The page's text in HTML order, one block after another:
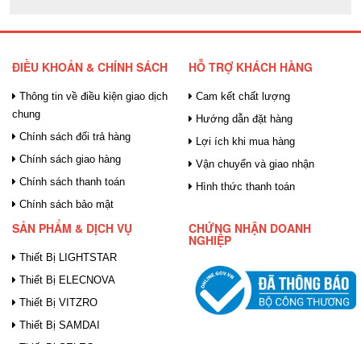
ĐIỀU KHOẢN & CHÍNH SÁCH
Thông tin về điều kiện giao dịch
chung
Chính sách đổi trả hàng
Chính sách giao hàng
Chính sách thanh toán
Chính sách bảo mật
HỖ TRỢ KHÁCH HÀNG
Cam kết chất lượng
Hướng dẫn đặt hàng
Lợi ích khi mua hàng
Vận chuyển và giao nhận
Hình thức thanh toán
SẢN PHẨM & DỊCH VỤ
Thiết Bị LIGHTSTAR
Thiết Bị ELECNOVA
Thiết Bị VITZRO
Thiết Bị SAMDAI
CHỨNG NHẬN DOANH
NGHIỆP